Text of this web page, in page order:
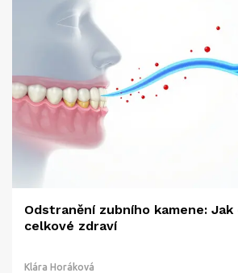
Odstranění zubního kamene:
celkové zdraví
Klára Horáková